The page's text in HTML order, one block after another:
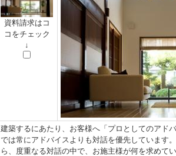
資料請求はコ
コをチェック
↓
建築するにあたり、お客様へ「プロとしてのアド
では常にアドバイスよりも対話を優先しています
ら、度重なる対話の中で、お施主様が何を求めて